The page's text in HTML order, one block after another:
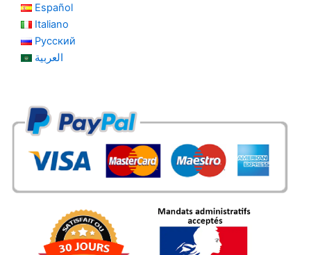
Español
Italiano
Русский
العربية